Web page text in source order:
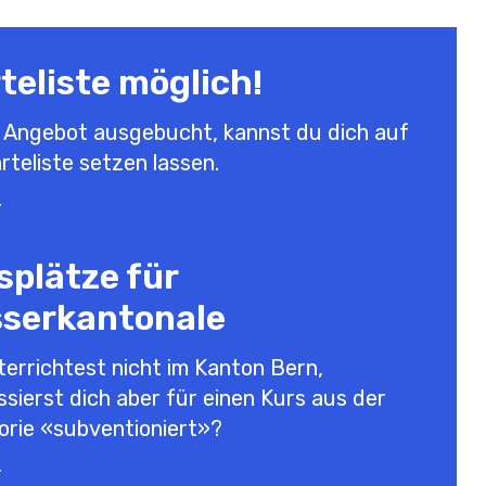
möglich!
Angebot ausgebucht, kannst du dich auf
setzen lassen.
auf der Warteliste bist, rückst du bei
Nachfrage wird der Kurs zu einem
Zeitpunkt verdoppelt und du wirst per
die Wiederholung angefragt.
Fragen kannst du gerne auf uns
für
nicht im Kanton Bern,
dich aber für einen Kurs aus der
«subventioniert»?
Tage vor Kursbeginn noch Plätze frei